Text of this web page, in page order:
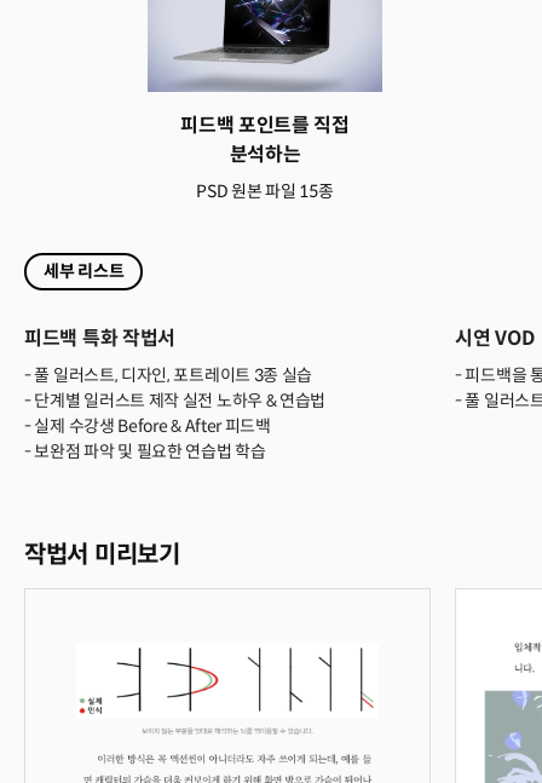
피드백 포인트를 직접
분석하는
PSD 원본 파일 15종
세부 리스트
피드백 특화 작법서
- 풀 일러스트, 디자인, 포트레이트 3종 실습
- 단계별 일러스트 제작 실전 노하우 & 연습법
- 실제 수강생 Before & After 피드백
- 보완점 파악 및 필요한 연습법 학습
시연 VOD
- 피드백을
- 풀 일러스
작법서 미리보기